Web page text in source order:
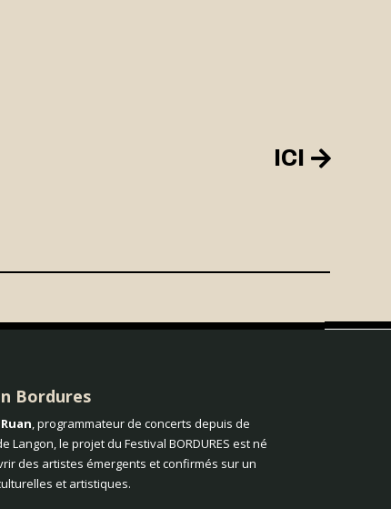
ICI
Bordures
, programmateur de concerts depuis de
le projet du Festival BORDURES est né
des artistes émergents et confirmés sur un
et artistiques.